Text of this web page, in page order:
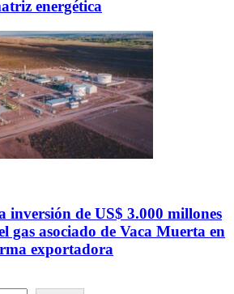
energética
inversión de US$ 3.000 millones
gas asociado de Vaca Muerta en
exportadora